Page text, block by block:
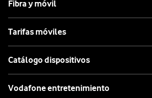
Fibra y móvil
Tarifas móviles
Catálogo dispositivos
Vodafone entretenimiento